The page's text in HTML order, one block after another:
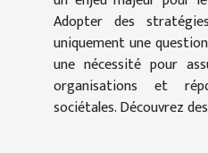
Adopter des
uniquement une
une nécessité pour
organisations et
sociétales. Découvrez